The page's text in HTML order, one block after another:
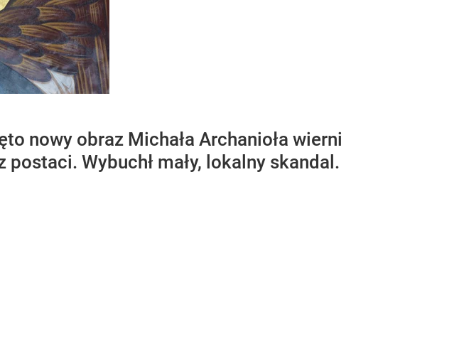
nowy obraz Michała Archanioła wierni
Wybuchł mały, lokalny skandal.